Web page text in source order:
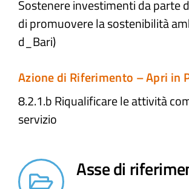
Sostenere investimenti da parte
di promuovere la sostenibilità
d_Bari)
Azione di Riferimento – Apri in
8.2.1.b Riqualificare le attività
servizio
Asse di